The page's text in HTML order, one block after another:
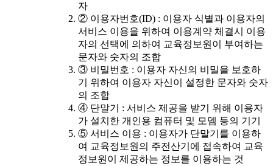
자
② 이용자번호(ID) : 이용자 식별과 이용자의
서비스 이용을 위하여 이용계약 체결시 이용
자의 선택에 의하여 교육정보원이 부여하는
문자와 숫자의 조합
③ 비밀번호 : 이용자 자신의 비밀을 보호하
기 위하여 이용자 자신이 설정한 문자와 숫자
의 조합
④ 단말기 : 서비스 제공을 받기 위해 이용자
가 설치한 개인용 컴퓨터 및 모뎀 등의 기기
⑤ 서비스 이용 : 이용자가 단말기를 이용하
여 교육정보원의 주전산기에 접속하여 교육
정보원이 제공하는 정보를 이용하는 것